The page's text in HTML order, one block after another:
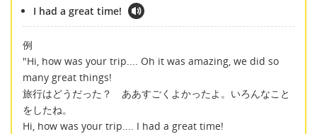
I had a great time!
例
"Hi, how was your trip.... Oh it was amazing, we did so
many great things!
旅行はどうだった？ ああすごくよかったよ。いろんなこと
をしたね。
Hi, how was your trip.... I had a great time!